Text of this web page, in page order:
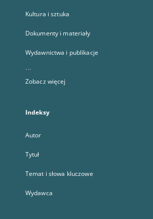
Kultura i sztuka
Dokumenty i materiały
Wydawnictwa i publikacje
...
Zobacz więcej
Indeksy
Autor
Tytuł
Temat i słowa kluczowe
Wydawca